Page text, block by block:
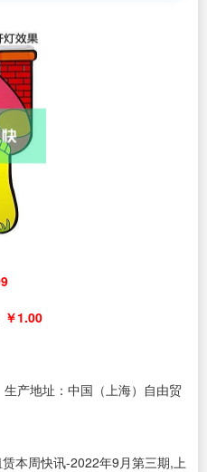
￥1.00
生产地址：中国（上海）自由贸
本周快讯-2022年9月第三期,上